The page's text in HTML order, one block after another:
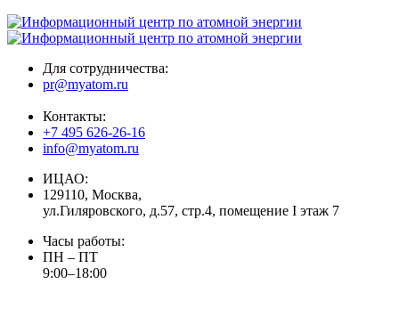
Для сотрудничества:
pr@myatom.ru
Контакты:
+7 495 626-26-16
info@myatom.ru
ИЦАО:
129110, Москва,
ул.Гиляровского, д.57, стр.4, помещение I этаж 7
Часы работы:
ПН – ПТ
9:00–18:00